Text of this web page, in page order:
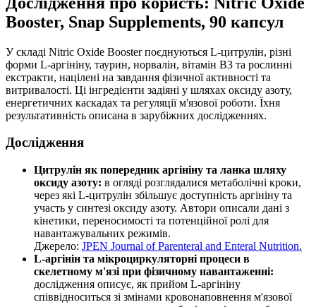
Booster, Snap Supplements, 90 капсул
У складі Nitric Oxide Booster поєднуються L-цитрулін, різні
форми L-аргініну, таурин, норвалін, вітамін B3 та рослинні
екстракти, націлені на завдання фізичної активності та
витривалості. Ці інгредієнти задіяні у шляхах оксиду азоту,
енергетичних каскадах та регуляції м'язової роботи. Їхня
результативність описана в зарубіжних дослідженнях.
Дослідження
Цитрулін як попередник аргініну та ланка шляху
оксиду азоту: в огляді розглядалися метаболічні кроки,
через які L-цитрулін збільшує доступність аргініну та
участь у синтезі оксиду азоту. Автори описали дані з
кінетики, переносимості та потенційної ролі для
навантажувальних режимів.
Джерело: JPEN Journal of Parenteral and Enteral Nutrition.
L-аргінін та мікроциркуляторні процеси в
скелетному м'язі при фізичному навантаженні:
дослідження описує, як прийом L-аргініну
співвідноситься зі змінами кровонаповнення м'язової